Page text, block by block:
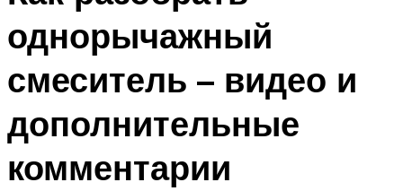
однорычажный
смеситель – видео и
дополнительные
комментарии